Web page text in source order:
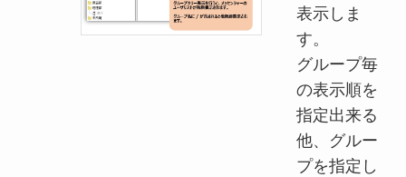
表示しま
す。
グループ毎
の表示順を
指定出来る
他、グルー
プを指定し